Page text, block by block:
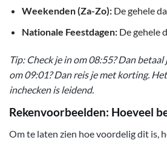
Weekenden (Za-Zo):De gehele
Nationale Feestdagen:De gehele
Tip: Check je in om 08:55? Dan
om 09:01? Dan reis je met korting.
inchecken is leidend.
Rekenvoorbeelden: Hoeveel
Om te laten zien hoe voordelig dit is,